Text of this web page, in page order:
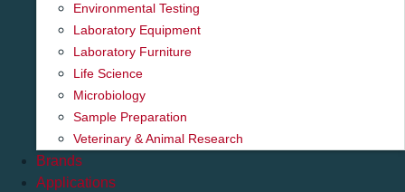
Environmental Testing
Laboratory Equipment
Laboratory Furniture
Life Science
Microbiology
Sample Preparation
Veterinary & Animal Research
Brands
Applications